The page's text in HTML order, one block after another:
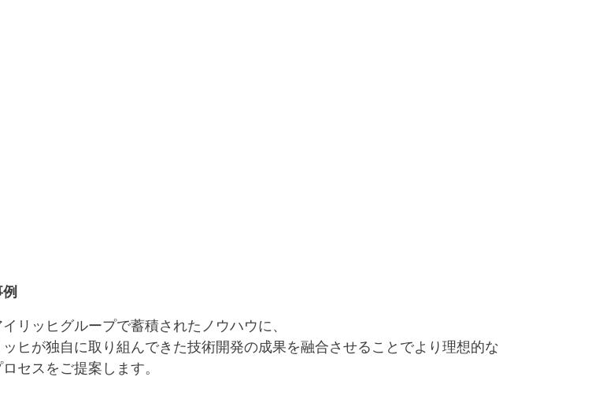
リッヒグループで蓄積されたノウハウに、
ヒが独自に取り組んできた技術開発の成果を融合させることでより理想的な
セスをご提案します。